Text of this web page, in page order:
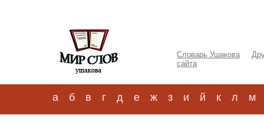
Словарь Ушакова
сайта
а б в г д е ж з и й к л м